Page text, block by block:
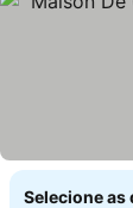
Selecione as